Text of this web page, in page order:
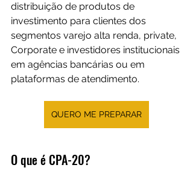
distribuição de produtos de
investimento para clientes dos
segmentos varejo alta renda, private,
Corporate e investidores institucionais
em agências bancárias ou em
plataformas de atendimento.
QUERO ME PREPARAR
O que é CPA-20?